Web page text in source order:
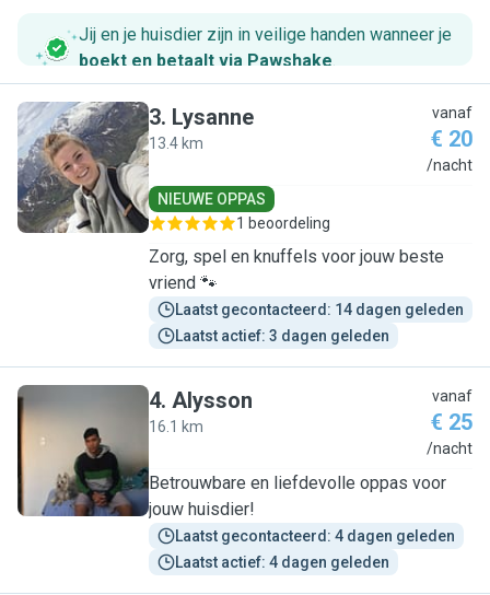
Jij en je huisdier zijn in veilige handen wanneer je
boekt en betaalt via Pawshake.
L
3. Lysanne
13.4 km
vanaf
€ 20
/nacht
NIEUWE OPPAS
1 beoordeling
Zorg, spel en knuffels voor jouw beste
vriend 🐾
Laatst gecontacteerd: 14 dagen geleden
Laatst actief: 3 dagen geleden
A
4. Alysson
16.1 km
vanaf
€ 25
/nacht
Betrouwbare en liefdevolle oppas voor
jouw huisdier!
Laatst gecontacteerd: 4 dagen geleden
Laatst actief: 4 dagen geleden